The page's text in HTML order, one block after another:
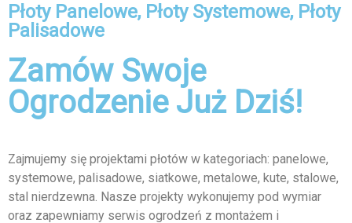
Płoty Panelowe, Płoty Systemowe, Płoty
Palisadowe
Zamów Swoje
Ogrodzenie Już Dziś!
Zajmujemy się projektami płotów w kategoriach: panelowe,
systemowe, palisadowe, siatkowe, metalowe, kute, stalowe,
stal nierdzewna. Nasze projekty wykonujemy pod wymiar
oraz zapewniamy serwis ogrodzeń z montażem i